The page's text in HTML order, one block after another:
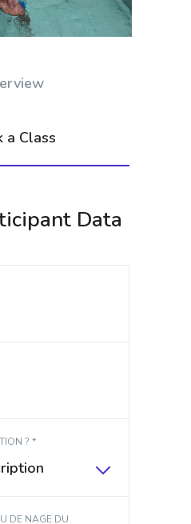
a Class
Data
? *
DE NAGE DU